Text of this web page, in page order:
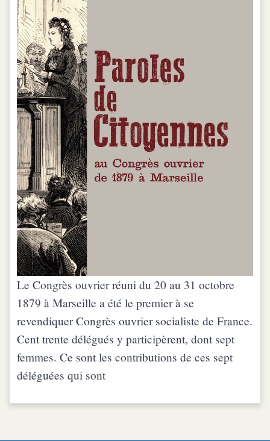
Le Congrès ouvrier réuni du 20 au 31 octobre
1879 à Marseille a été le premier à se
revendiquer Congrès ouvrier socialiste de France.
Cent trente délégués y participèrent, dont sept
femmes. Ce sont les contributions de ces sept
déléguées qui sont